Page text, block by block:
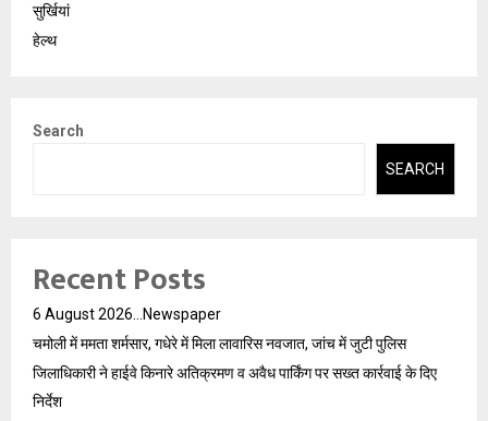
सुर्खियां
हेल्थ
Search
SEARCH
Recent Posts
6 August 2026…Newspaper
चमोली में ममता शर्मसार, गधेरे में मिला लावारिस नवजात, जांच में जुटी पुलिस
जिलाधिकारी ने हाईवे किनारे अतिक्रमण व अवैध पार्किंग पर सख्त कार्रवाई के दिए
निर्देश